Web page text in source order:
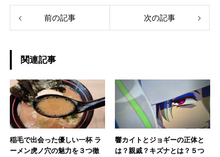
前の記事 次の記事
関連記事
稲毛で出会った優しい一杯 ラ
ーメン虎ノ穴の魅力を３つ徹
響カイトとジョギーの正体と
は？親戚？キズナとは？５つ